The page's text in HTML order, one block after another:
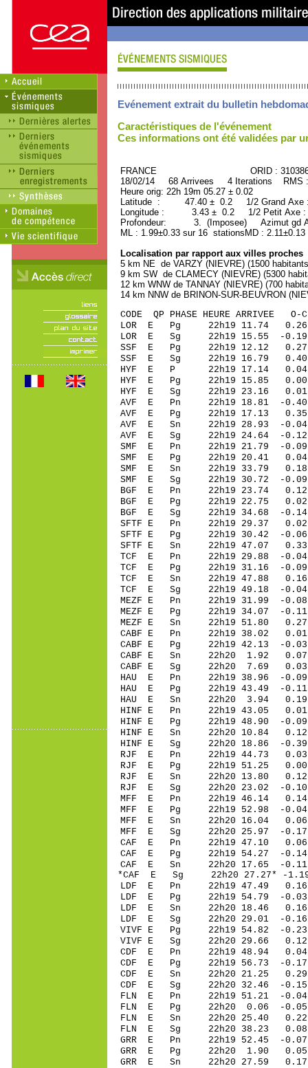
Evénement extrait du bulletin
Caractéristiques de l'événement
Ces informations ont été validées par
FRANCE ORID :
18/02/14 68 Arrivees 4 Iterations RMS
Heure orig: 22h 19m 05.27 ± 0.02
Latitude : 47.40 ± 0.2 1/2 Grand
Longitude : 3.43 ± 0.2 1/2 Petit Axe
Profondeur: 3. (Imposee) Azimut gd
ML : 1.99±0.33 sur 16 stationsMD :
Localisation par rapport aux villes proches
5 km NE de VARZY (NIEVRE) (1500
9 km SW de CLAMECY (NIEVRE) (5300
12 km WNW de TANNAY (NIEVRE) (700
14 km NNW de BRINON-SUR-BEUVRON
CODE QP PHASE HEURE
LOR E Pg 22h19 11.74 0.26
LOR E Sg 22h19 15.55
SSF E Pg 22h19 12.12 0.27
SSF E Sg 22h19 16.79
HYF E P 22h19 17.14 0.04
HYF E Pg 22h19 15.85 0.00
HYF E Sg 22h19 23.16
AVF E Pn 22h19 18.81 -
AVF E Pg 22h19 17.13 0.35
AVF E Sn 22h19 28.93 -
AVF E Sg 22h19 24.64 -
SMF E Pn 22h19 21.79 -
SMF E Pg 22h19 20.41 0.04
SMF E Sn 22h19 33.79
SMF E Sg 22h19 30.72
BGF E Pn 22h19 23.74 0.12
BGF E Pg 22h19 22.75 0.02
BGF E Sg 22h19 34.68 -
SFTF E Pn 22h19 29.37
SFTF E Pg 22h19 30.42 -
SFTF E Sn 22h19 47.07
TCF E Pn 22h19 29.88 -0.04
TCF E Pg 22h19 31.16 -0.09
TCF E Sn 22h19 47.88
TCF E Sg 22h19 49.18 -0.04
MEZF E Pn 22h19 31.99 -
MEZF E Pg 22h19 34.07 -
MEZF E Sn 22h19 51.80
CABF E Pn 22h19 38.02 0.01
CABF E Pg 22h19 42.13 -0.03
CABF E Sn 22h20 1.92 0.07
CABF E Sg 22h20 7.69 0.03
HAU E Pn 22h19 38.96 -
HAU E Pg 22h19 43.49 -
HAU E Sn 22h20 3.94
HINF E Pn 22h19 43.05
HINF E Pg 22h19 48.90 -
HINF E Sn 22h20 10.84
HINF E Sg 22h20 18.86 -
RJF E Pn 22h19 44.73 0.03
RJF E Pg 22h19 51.25 0.00
RJF E Sn 22h20 13.80 0.12
RJF E Sg 22h20 23.02 -
MFF E Pn 22h19 46.14 0.14
MFF E Pg 22h19 52.98 -0.04
MFF E Sn 22h20 16.04
MFF E Sg 22h20 25.97 -
CAF E Pn 22h19 47.10 0.06
CAF E Pg 22h19 54.27 -0.14
CAF E Sn 22h20 17.65 -0.11
*CAF E Sg 22h20 27.27* -
LDF E Pn 22h19 47.49 0.16
LDF E Pg 22h19 54.79 -0.03
LDF E Sn 22h20 18.46
LDF E Sg 22h20 29.01 -
VIVF E Pg 22h19 54.82 -0.23
VIVF E Sg 22h20 29.66
CDF E Pn 22h19 48.94 0.04
CDF E Pg 22h19 56.73 -
CDF E Sn 22h20 21.25
CDF E Sg 22h20 32.46 -
FLN E Pn 22h19 51.21 -0.04
FLN E Pg 22h20 0.06 -0.05
FLN E Sn 22h20 25.40
FLN E Sg 22h20 38.23
GRR E Pn 22h19 52.45 -0.07
GRR E Pg 22h20 1.90 0.05
GRR E Sn 22h20 27.59 0.17